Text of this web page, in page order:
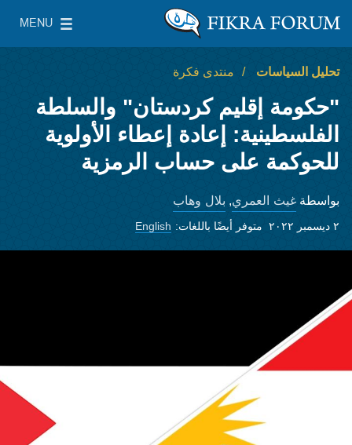
معهد واشنطن لسياسات الشرق الأدنى
MENU
Main Menu
تحليل السياسات منتدى فكرة
"حكومة إقليم كردستان" والسلطة
الفلسطينية: إعادة إعطاء الأولوية
للحوكمة على حساب الرمزية
بواسطة غيث العمري, بلال وهاب
٢ ديسمبر ٢٠٢٢ متوفر أيضًا باللغات: English